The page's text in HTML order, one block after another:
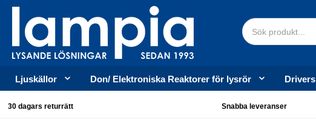
Ljuskällor Don/ Elektroniska Reaktorer för lysrör Drivers
30 dagars returrätt Snabba leveranser